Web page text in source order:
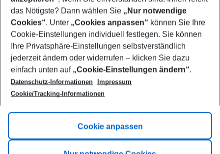
Footer
Footer navigation
Title A
Link A
das Nötigste? Dann wählen Sie „Nur notwendige
Cookies“. Unter „Cookies anpassen“ können Sie Ihre
Cookie-Einstellungen individuell festlegen. Sie können
Ihre Privatsphäre-Einstellungen selbstverständlich
jederzeit ändern oder widerrufen – klicken Sie dazu
einfach unten auf „Cookie-Einstellungen ändern“.
Datenschutz-Informationen
Impressum
Cookie/Tracking-Informationen
Cookie anpassen